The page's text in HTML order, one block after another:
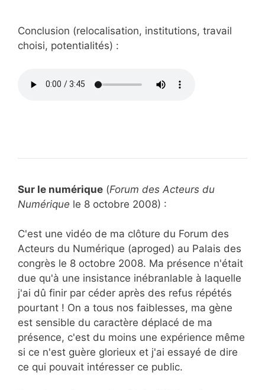
Conclusion (relocalisation, institutions, travail
choisi, potentialités) :
Sur le numérique (Forum des Acteurs du
Numérique le 8 octobre 2008) :
C'est une vidéo de ma clôture du Forum des
Acteurs du Numérique (aproged) au Palais des
congrès le 8 octobre 2008. Ma présence n'était
due qu'à une insistance inébranlable à laquelle
j'ai dû finir par céder après des refus répétés
pourtant ! On a tous nos faiblesses, ma gène
est sensible du caractère déplacé de ma
présence, c'est du moins une expérience même
si ce n'est guère glorieux et j'ai essayé de dire
ce qui pouvait intéresser ce public.